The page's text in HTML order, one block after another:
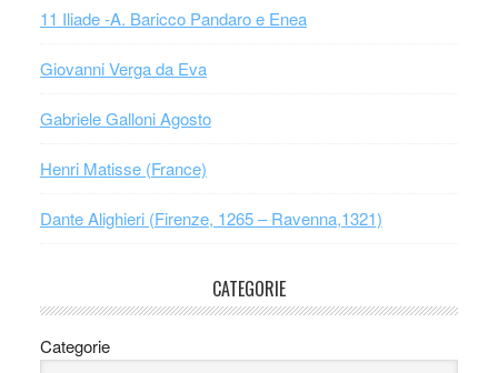
11 Iliade -A. Baricco Pandaro e Enea
Giovanni Verga da Eva
Gabriele Galloni Agosto
Henri Matisse (France)
Dante Alighieri (Firenze, 1265 – Ravenna,1321)
CATEGORIE
Categorie